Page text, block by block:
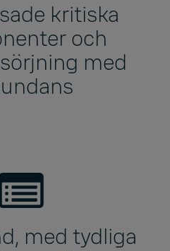
kritiska
och
med
med tydliga